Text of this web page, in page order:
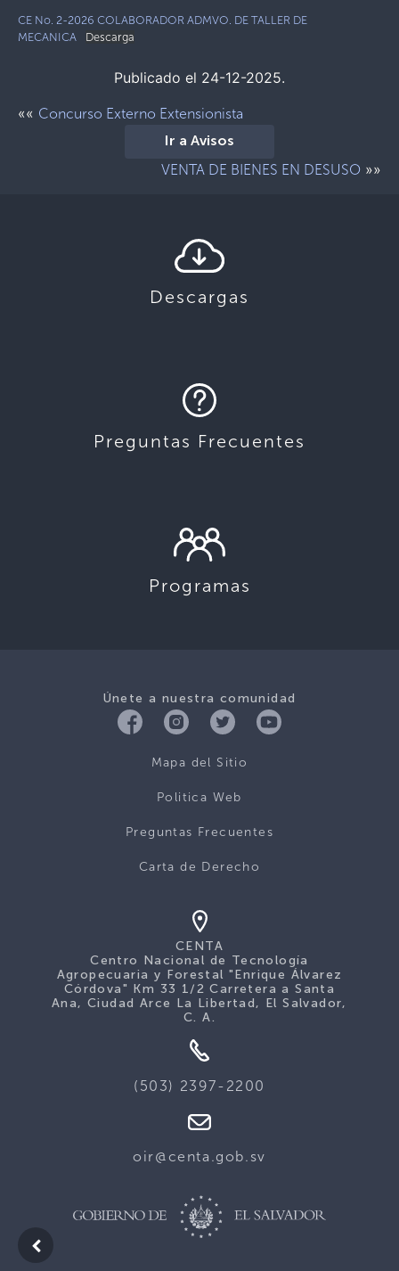
CE No. 2-2026 COLABORADOR ADMVO. DE TALLER DE
MECANICA
Descarga
Publicado el 24-12-2025.
«« Concurso Externo Extensionista
Ir a Avisos
VENTA DE BIENES EN DESUSO »»
Descargas
Preguntas Frecuentes
Programas
Únete a nuestra comunidad
Mapa del Sitio
Politica Web
Preguntas Frecuentes
Carta de Derecho
CENTA
Centro Nacional de Tecnología
Agropecuaria y Forestal "Enrique Álvarez
Córdova" Km 33 1/2 Carretera a Santa
Ana, Ciudad Arce La Libertad, El Salvador,
C. A.
(503) 2397-2200
oir@centa.gob.sv